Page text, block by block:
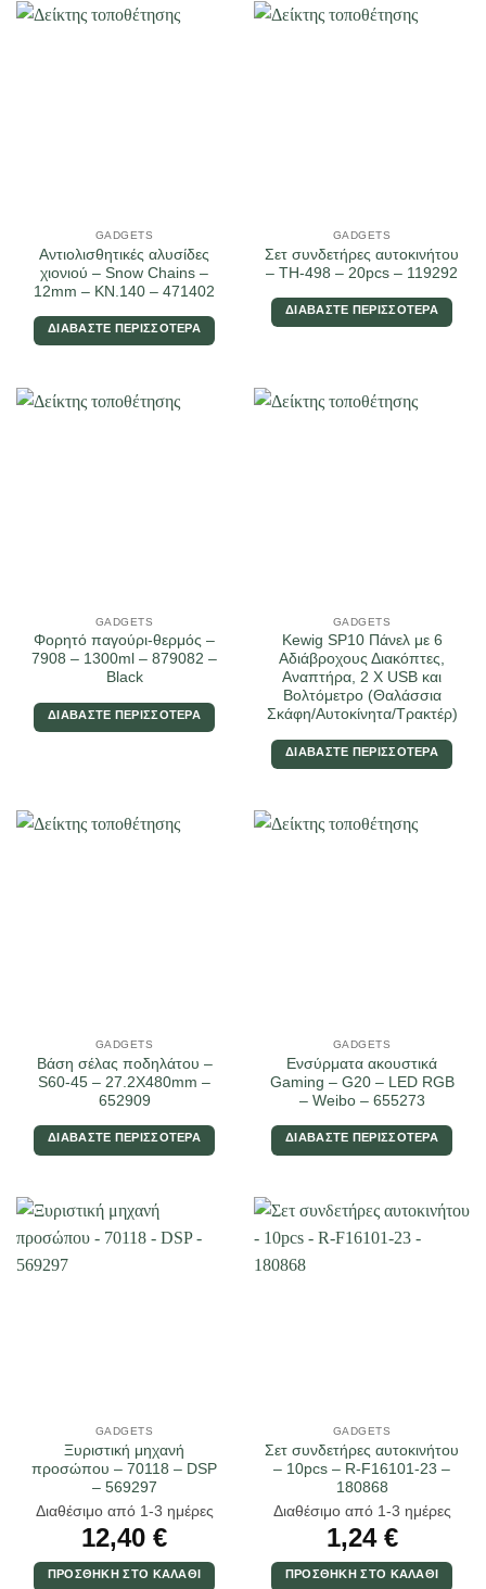
GADGETS
Αντιολισθητικές αλυσίδες
χιονιού – Snow Chains –
12mm – KN.140 – 471402
ΔΙΑΒΆΣΤΕ ΠΕΡΙΣΣΌΤΕΡΑ
GADGETS
Σετ συνδετήρες αυτοκινήτου
– TH-498 – 20pcs – 119292
ΔΙΑΒΆΣΤΕ ΠΕΡΙΣΣΌΤΕΡΑ
GADGETS
Φορητό παγούρι-θερμός –
7908 – 1300ml – 879082 –
Black
ΔΙΑΒΆΣΤΕ ΠΕΡΙΣΣΌΤΕΡΑ
GADGETS
Kewig SP10 Πάνελ με 6
Αδιάβροχους Διακόπτες,
Αναπτήρα, 2 X USB και
Βολτόμετρο (Θαλάσσια
Σκάφη/Αυτοκίνητα/Τρακτέρ)
ΔΙΑΒΆΣΤΕ ΠΕΡΙΣΣΌΤΕΡΑ
GADGETS
Βάση σέλας ποδηλάτου –
S60-45 – 27.2X480mm –
652909
ΔΙΑΒΆΣΤΕ ΠΕΡΙΣΣΌΤΕΡΑ
GADGETS
Ενσύρματα ακουστικά
Gaming – G20 – LED RGB
– Weibo – 655273
ΔΙΑΒΆΣΤΕ ΠΕΡΙΣΣΌΤΕΡΑ
GADGETS
Ξυριστική μηχανή
προσώπου – 70118 – DSP
– 569297
Διαθέσιμο από 1-3 ημέρες
12,40 €
ΠΡΟΣΘΉΚΗ ΣΤΟ ΚΑΛΆΘΙ
GADGETS
Σετ συνδετήρες αυτοκινήτου
– 10pcs – R-F16101-23 –
180868
Διαθέσιμο από 1-3 ημέρες
1,24 €
ΠΡΟΣΘΉΚΗ ΣΤΟ ΚΑΛΆΘΙ